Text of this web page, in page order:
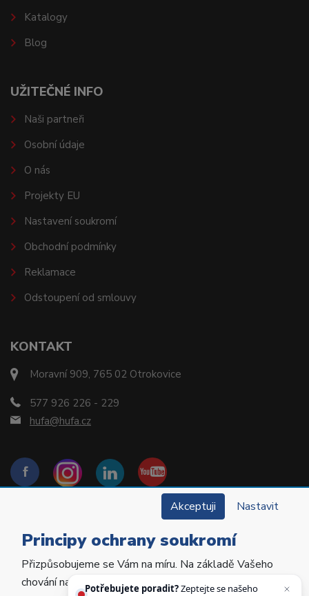
KONTAKT
Moravní 909, 765 02 Otrokovice
577 926 226 - 229
hufa@hufa.cz
Katalogy
Blog
UŽITEČNÉ INFO
Naši partneři
Osobní údaje
O nás
Projekty EU
Nastavení soukromí
Obchodní podmínky
Reklamace
Odstoupení od smlouvy
Copyright © 2022 Hu-Fa Dental a.s. Všechna práva
vyhrazena.
Akceptuji Nastavit
Principy ochrany soukromí
Přizpůsobujeme se Vám na míru. Na základě Vašeho
chování na webu personalizujeme jeho obsah a
Potřebujete poradit?Zeptejte se našeho